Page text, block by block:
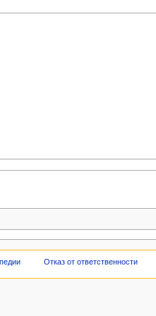
Отказ от ответственности